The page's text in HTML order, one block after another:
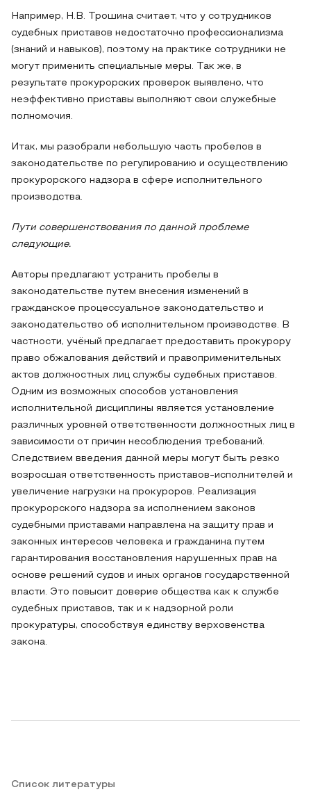
Например, Н.В. Трошина считает, что у сотрудников
судебных приставов недостаточно профессионализма
(знаний и навыков), поэтому на практике сотрудники не
могут применить специальные меры. Так же, в
результате прокурорских проверок выявлено, что
неэффективно приставы выполняют свои служебные
полномочия.
Итак, мы разобрали небольшую часть пробелов в
законодательстве по регулированию и осуществлению
прокурорского надзора в сфере исполнительного
производства.
Пути совершенствования по данной проблеме
следующие.
Авторы предлагают устранить пробелы в
законодательстве путем внесения изменений в
гражданское процессуальное законодательство и
законодательство об исполнительном производстве. В
частности, учёный предлагает предоставить прокурору
право обжалования действий и правоприменительных
актов должностных лиц службы судебных приставов.
Одним из возможных способов установления
исполнительной дисциплины является установление
различных уровней ответственности должностных лиц в
зависимости от причин несоблюдения требований.
Следствием введения данной меры могут быть резко
возросшая ответственность приставов-исполнителей и
увеличение нагрузки на прокуроров. Реализация
прокурорского надзора за исполнением законов
судебными приставами направлена на защиту прав и
законных интересов человека и гражданина путем
гарантирования восстановления нарушенных прав на
основе решений судов и иных органов государственной
власти. Это повысит доверие общества как к службе
судебных приставов, так и к надзорной роли
прокуратуры, способствуя единству верховенства
закона.
Список литературы